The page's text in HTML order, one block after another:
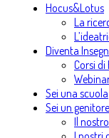
Hocus&Lotus
La
Diventa
Corsi
Sei una scuola
Sei un genitore
Il